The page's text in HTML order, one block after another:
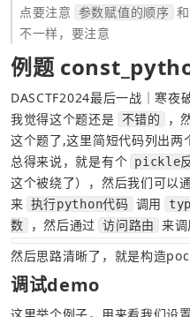
点要注意
参数赋值的顺序 和
不一样，要注意
例题
DASCTF2024最后一战｜寒夜
我觉得这个题还是
不错的
，
这个题了,这里简短代码列出两
总得来说，就是有个 pickle反
这个被绕了），然后我们可以
来 执行python代码 调用
数
，然后通过 访问路由 来
然后思路清晰了，就是构造poc
调试demo
这里举个例子，用来看我们设